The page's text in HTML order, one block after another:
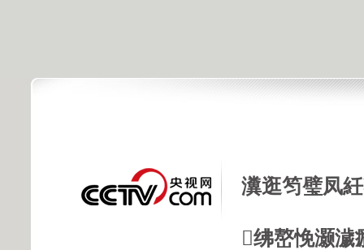
瀵逛笉璧凤
绋嶅悗灏